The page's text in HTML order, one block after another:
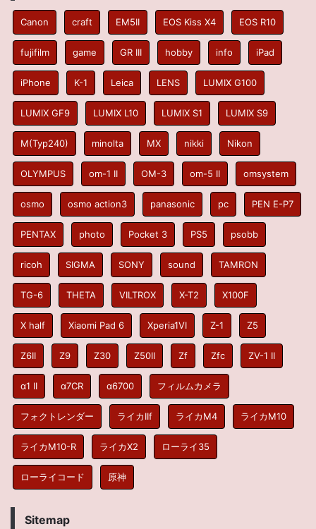
Canon craft EM5II EOS Kiss X4 EOS R10
fujifilm game GR III hobby info iPad
iPhone K-1 Leica LENS LUMIX G100
LUMIX GF9 LUMIX L10 LUMIX S1 LUMIX S9
M(Typ240) minolta MX nikki Nikon
OLYMPUS om-1 II OM-3 om-5 II omsystem
osmo osmo action3 panasonic pc PEN E-P7
PENTAX photo Pocket 3 PS5 psobb
ricoh SIGMA SONY sound TAMRON
TG-6 THETA VILTROX X-T2 X100F
X half Xiaomi Pad 6 Xperia1VI Z-1 Z5
Z6II Z9 Z30 Z50II Zf Zfc ZV-1 II
α1 II α7CR α6700 フィルムカメラ
フォクトレンダー ライカIIf ライカM4 ライカM10
ライカM10-R ライカX2 ローライ35
ローライコード 原神
Sitemap